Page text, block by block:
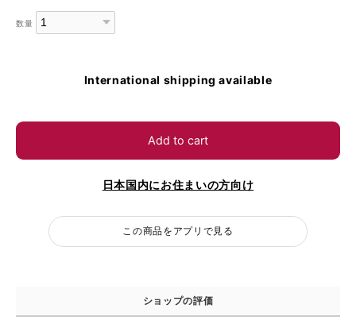
数量
International shipping available
Add to cart
日本国内にお住まいの方向け
この商品をアプリで見る
ショップの評価